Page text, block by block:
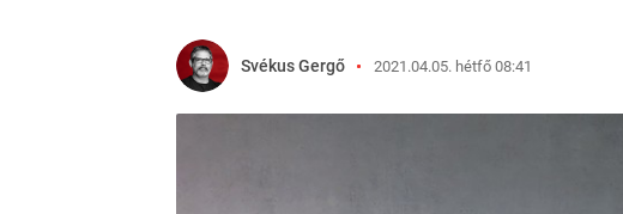
Svékus Gergő 2021.04.05. hétfő 08:41